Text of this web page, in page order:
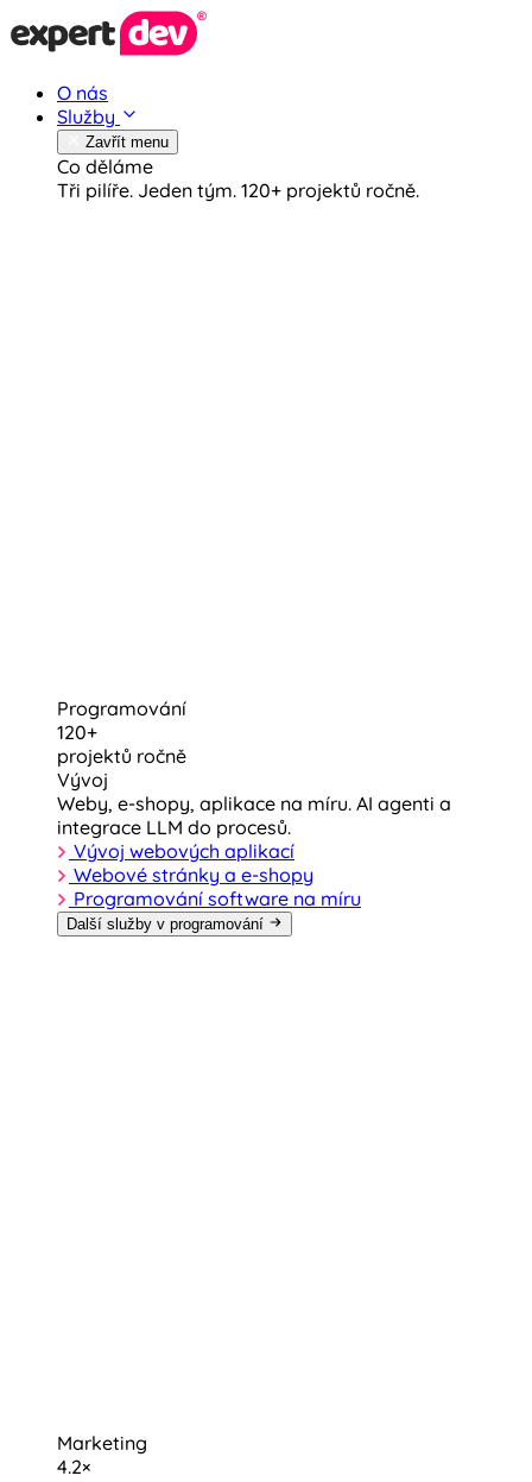
O nás
Služby
Zavřít menu
Co děláme
Tři pilíře. Jeden tým. 120+ projektů ročně.
Programování
120+
projektů ročně
Vývoj
Weby, e-shopy, aplikace na míru. AI agenti a
integrace LLM do procesů.
Vývoj webových aplikací
Webové stránky a e-shopy
Programování software na míru
Další služby v programování
Marketing
4.2×